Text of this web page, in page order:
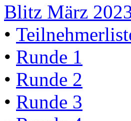
Blitz März
•
• Runde 1
• Runde 2
• Runde 3